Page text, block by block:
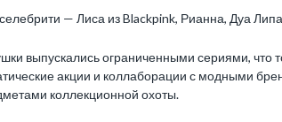
селебрити — Лиса из Blackpink, Рианна, Дуа
выпускались ограниченными сериями, что
акции и коллаборации с модными
коллекционной охоты.